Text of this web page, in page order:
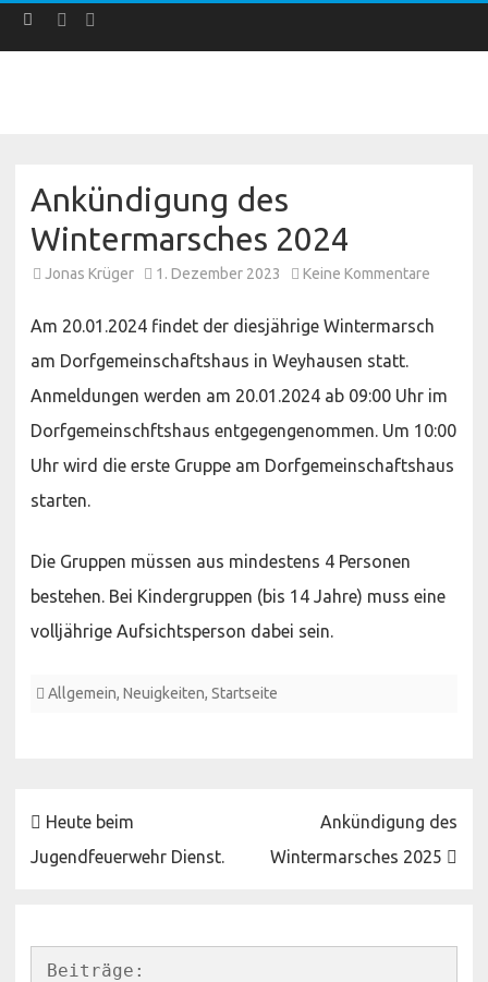
Facebook
Ankündigung des
Wintermarsches 2024
Jonas Krüger 1. Dezember 2023 Keine Kommentare
2024
Am 20.01.2024 findet der diesjährige Wintermarsch
am Dorfgemeinschaftshaus in Weyhausen statt.
Anmeldungen werden am 20.01.2024 ab 09:00 Uhr im
Dorfgemeinschftshaus entgegengenommen. Um 10:00
Uhr wird die erste Gruppe am Dorfgemeinschaftshaus
starten.
Die Gruppen müssen aus mindestens 4 Personen
bestehen. Bei Kindergruppen (bis 14 Jahre) muss eine
volljährige Aufsichtsperson dabei sein.
Allgemein, Neuigkeiten, Startseite
Beitragsnavigation
Heute beim
Jugendfeuerwehr Dienst.
Ankündigung des
Wintermarsches 2025
Beiträge: